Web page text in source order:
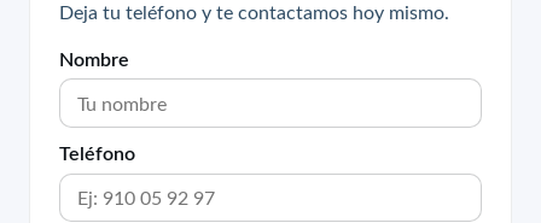
Deja tu teléfono y te contactamos hoy mismo.
Nombre
Teléfono